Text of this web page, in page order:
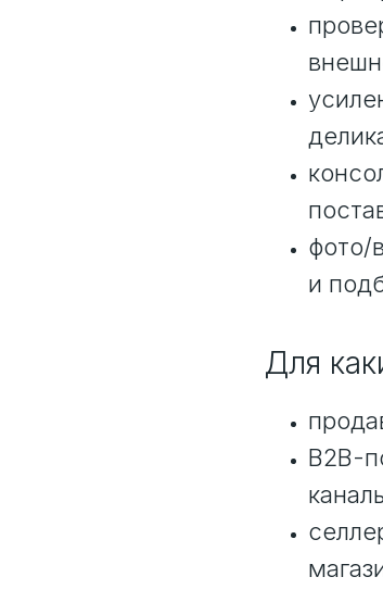
фото/
и
Для
B2B-